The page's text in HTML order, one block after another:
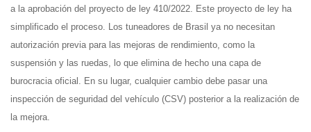
a la aprobación del proyecto de ley 410/2022. Este proyecto de ley ha
simplificado el proceso. Los tuneadores de Brasil ya no necesitan
autorización previa para las mejoras de rendimiento, como la
suspensión y las ruedas, lo que elimina de hecho una capa de
burocracia oficial. En su lugar, cualquier cambio debe pasar una
inspección de seguridad del vehículo (CSV) posterior a la realización de
la mejora.